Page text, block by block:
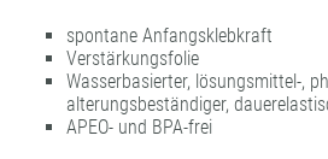
gudy® DS 10 / 11 / 12
gudy® ultra clear
spontane Anfangsklebkraft
Verstärkungsfolie
Wasserbasierter, lösungsmittel-,
alterungsbeständiger,
APEO- und BPA-frei